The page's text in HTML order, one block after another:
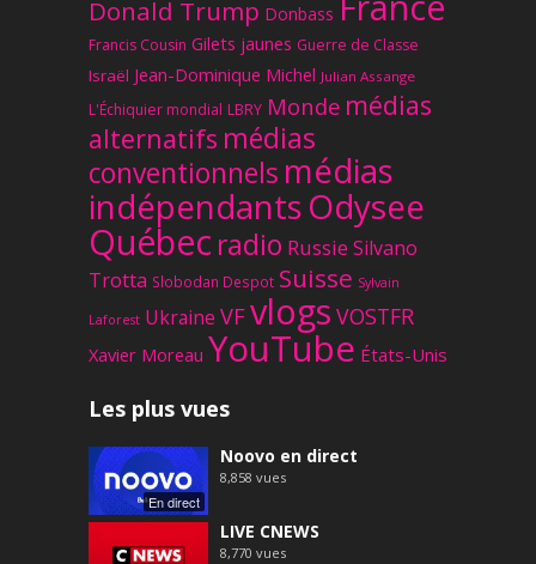
Donald Trump Donbass
Francis Cousin Gilets jaunes Guerre de Classe
Israël Jean-Dominique Michel Julian Assange
L'Échiquier mondial LBRY Monde médias
alternatifs médias
conventionnels médias
indépendantsOdysee
Québec radio Russie Silvano
Trotta Slobodan Despot Suisse Sylvain
Laforest Ukraine VFvlogs VOSTFR
Xavier Moreau YouTube États-Unis
Les plus vues
En direct
Noovo en direct
8,858 vues
LIVE CNEWS
8,770 vues